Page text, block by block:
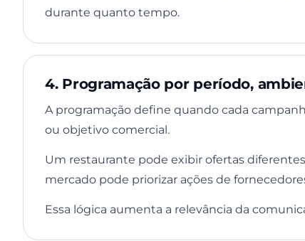
durante quanto tempo.
4. Programação por período,
A programação define quando cada
ou objetivo comercial.
Um restaurante pode exibir ofertas
mercado pode priorizar ações de
Essa lógica aumenta a relevância da